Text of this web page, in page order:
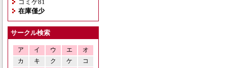
コミケ81
在庫僅少
サークル検索
ア イ ウ エ
オ
カ
キ ク ケ
コ